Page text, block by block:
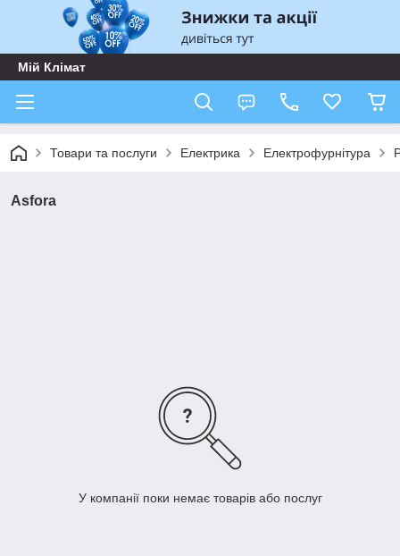
Мій Клімат
Товари та послуги Електрика Електрофурнітура
Asfora
У компанії поки немає товарів або послуг